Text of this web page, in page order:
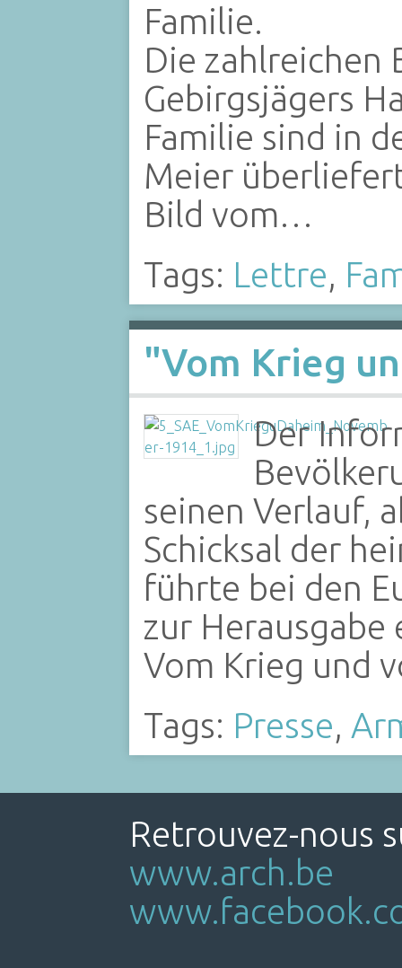
Familie.
Die zahlreichen
Gebirgsjägers
Familie sind in
Meier
Bild vom…
Tags: Lettre,
"Vom Krieg
Der
seinen Verlauf,
Schicksal der
führte bei den
zur Herausgabe
Vom Krieg und
Tags: Presse,
Retrouvez-nous
www.arch.be